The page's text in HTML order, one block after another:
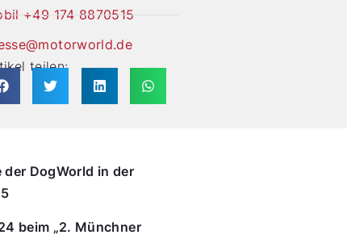
+49 174 8870515
teilen:
der DogWorld in der
beim „2. Münchner